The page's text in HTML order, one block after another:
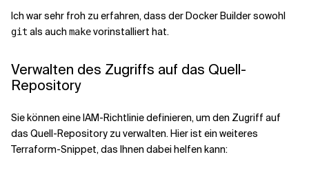
Ich war sehr froh zu erfahren, dass der Docker Builder sowohl
git als auch makevorinstalliert hat.
Verwalten des Zugriffs auf das Quell-
Repository
Sie können eine IAM-Richtlinie definieren, um den Zugriff auf
das Quell-Repository zu verwalten. Hier ist ein weiteres
Terraform-Snippet, das Ihnen dabei helfen kann: